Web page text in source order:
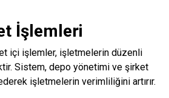
İşlemleri
içi işlemler, işletmelerin düzenli
Sistem, depo yönetimi ve şirket
işletmelerin verimliliğini artırır.